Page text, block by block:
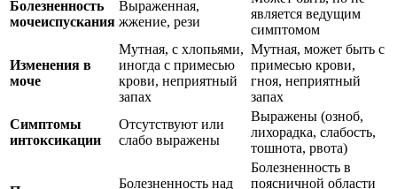
Болезненность
мочеиспускания
Выраженная,
жжение, рези
является ведущим
симптомом
Изменения в
моче
Мутная, с хлопьями,
иногда с примесью
крови, неприятный
запах
Мутная, может быть с
примесью крови,
гноя, неприятный
запах
Симптомы
интоксикации
Отсутствуют или
слабо выражены
Выражены (озноб,
лихорадка, слабость,
тошнота, рвота)
Болезненность над
Болезненность в
поясничной области